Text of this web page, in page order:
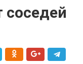
соседей